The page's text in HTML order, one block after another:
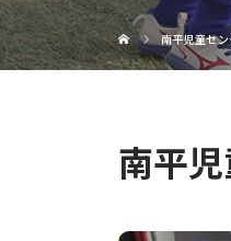
南平児童セ
南平